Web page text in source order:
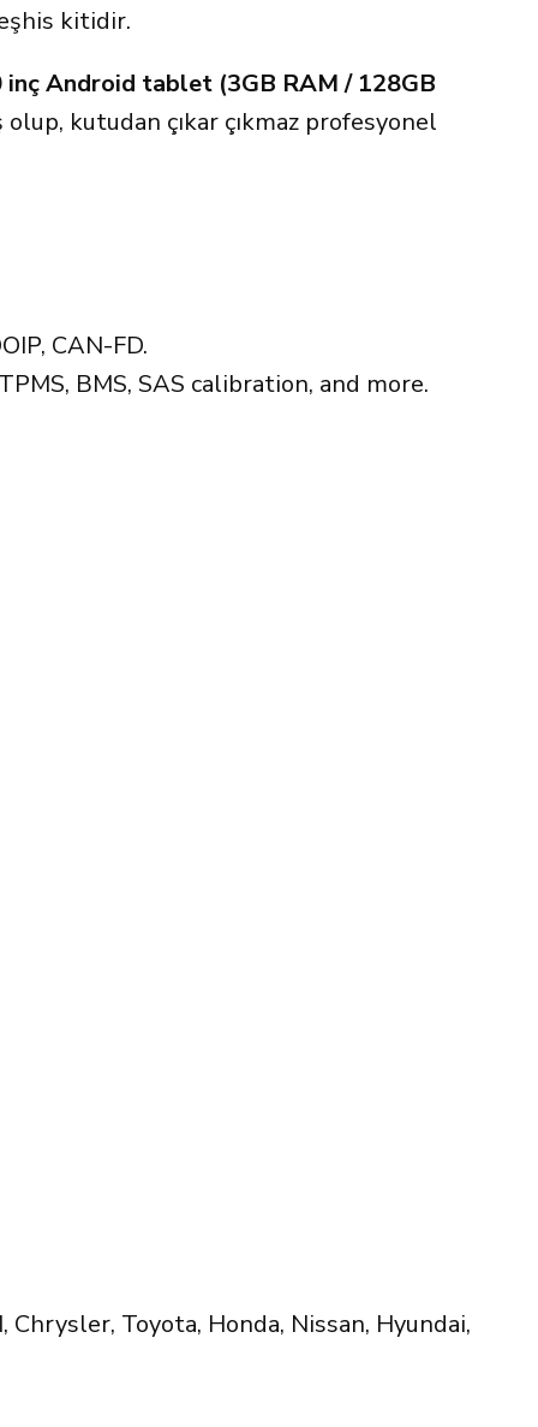
kitidir.
inç Android tablet (3GB RAM / 128GB
kutudan çıkar çıkmaz profesyonel
CAN-FD.
BMS, SAS calibration, and more.
Toyota, Honda, Nissan, Hyundai,